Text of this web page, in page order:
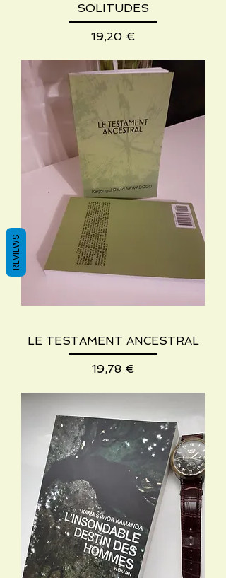
SOLITUDES
Precio
19,20 €
LE TESTAMENT ANCESTRAL
Precio
19,78 €
REVIEWS